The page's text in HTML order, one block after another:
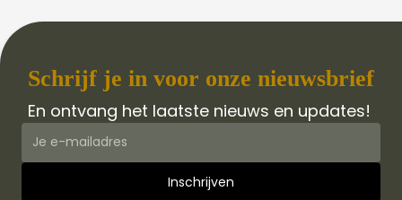
Schrijf je in voor onze nieuwsbrief
En ontvang het laatste nieuws en updates!